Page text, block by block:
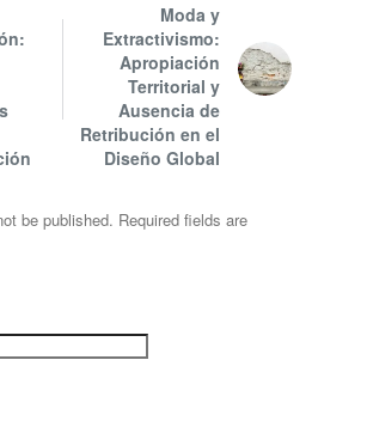
Moda y
Extractivismo:
Apropiación
Territorial y
Ausencia de
Retribución en el
Diseño Global
be published. Required fields are